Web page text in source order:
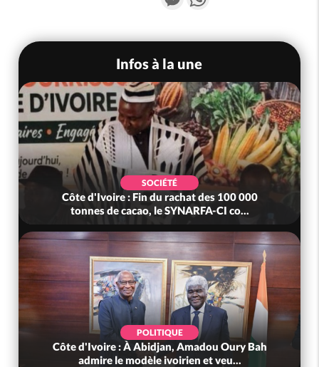
Infos à la une
SOCIÉTÉ
Côte d'Ivoire : Fin du rachat des 100 000
tonnes de cacao, le SYNARFA-CI co...
POLITIQUE
Côte d'Ivoire : À Abidjan, Amadou Oury Bah
admire le modèle ivoirien et veu...